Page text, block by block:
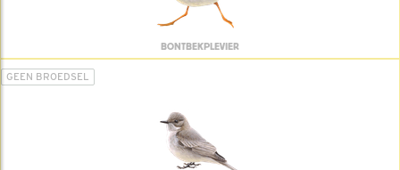
BONTBEKPLEVIER
GEEN BROEDSEL